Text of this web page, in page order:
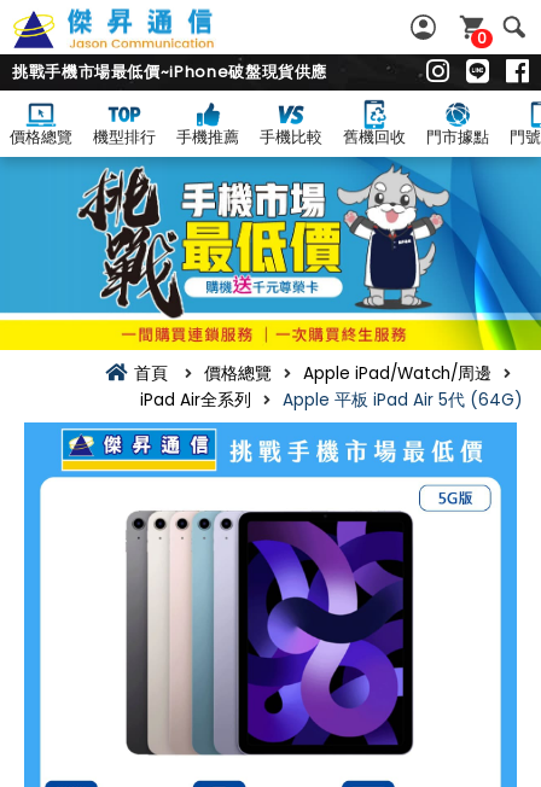
0
挑戰手機市場最低價~iPhone破盤現貨供應
價格總覽 機型排行 手機推薦 手機比較 舊機回收 門市據點 門
首頁 價格總覽
Apple iPad/Watch/周邊
iPad Air全系列
Apple 平板 iPad Air 5代 (64G)